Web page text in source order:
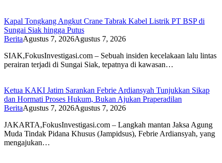
Kapal Tongkang Angkut Crane Tabrak Kabel Listrik PT BSP di
Sungai Siak hingga Putus
BeritaAgustus 7, 2026Agustus 7, 2026
SIAK,FokusInvestigasi.com – Sebuah insiden kecelakaan lalu lintas
perairan terjadi di Sungai Siak, tepatnya di kawasan…
Ketua KAKI Jatim Sarankan Febrie Ardiansyah Tunjukkan Sikap
dan Hormati Proses Hukum, Bukan Ajukan Praperadilan
BeritaAgustus 7, 2026Agustus 7, 2026
JAKARTA,FokusInvestigasi.com – Langkah mantan Jaksa Agung
Muda Tindak Pidana Khusus (Jampidsus), Febrie Ardiansyah, yang
mengajukan…